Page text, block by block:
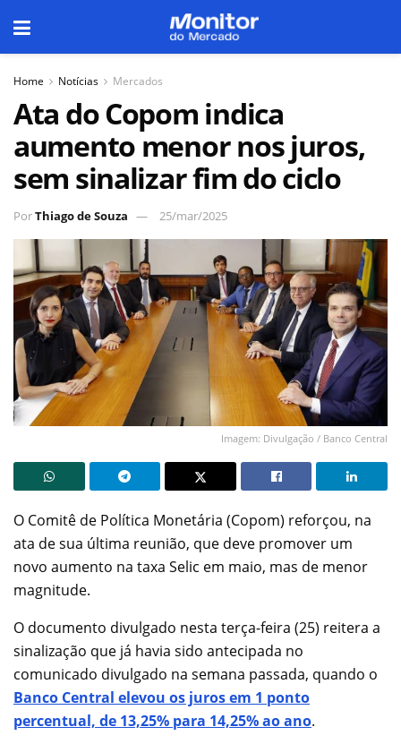
Home Notícias Mercados
Ata do Copom indica
aumento menor nos juros,
sem sinalizar fim do ciclo
PorThiago de Souza 25/mar/2025
Imagem: Divulgação / Banco Central
O Comitê de Política Monetária (Copom) reforçou, na
ata de sua última reunião, que deve promover um
novo aumento na taxa Selic em maio, mas de menor
magnitude.
O documento divulgado nesta terça-feira (25) reitera a
sinalização que já havia sido antecipada no
comunicado divulgado na semana passada, quando o
Banco Central elevou os juros em 1 ponto
percentual, de 13,25% para 14,25% ao ano.